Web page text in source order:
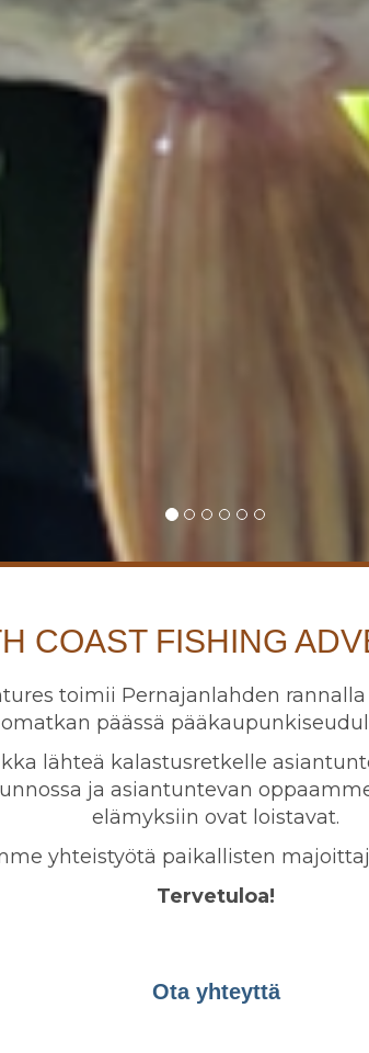
COAST FISHING
toimii Pernajanlahden
päässä
lähteä kalastusretkelle
ja asiantuntevan
elämyksiin ovat loistavat.
yhteistyötä paikallisten
Tervetuloa!
Ota yhteyttä